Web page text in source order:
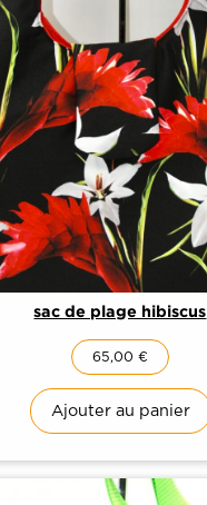
sac de plage hibiscus
65,00 €
Ajouter au panier